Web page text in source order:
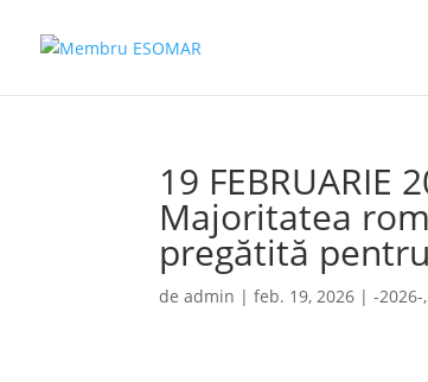
19 FEBRUARIE
Majoritatea
pregătită
deadmin |feb. 19, 2026 |-2026-